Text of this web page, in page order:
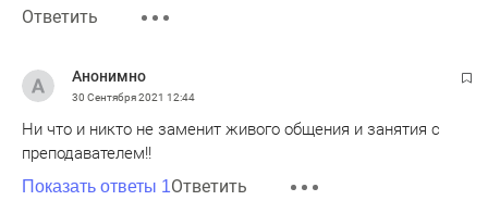
Ответить
Анонимно
30 Сентября 2021 12:44
Ни что и никто не заменит живого общения и занятия с
преподавателем!!
Показать ответы 1Ответить